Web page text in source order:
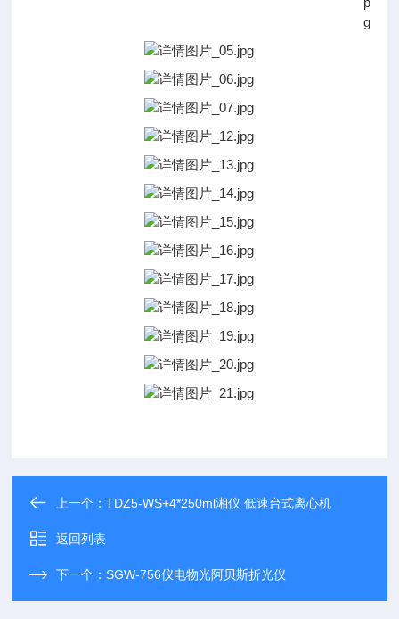
上一个：TDZ5-WS+4*250ml湘仪 低速台式离心机
返回列表
下一个：SGW-756仪电物光阿贝斯折光仪